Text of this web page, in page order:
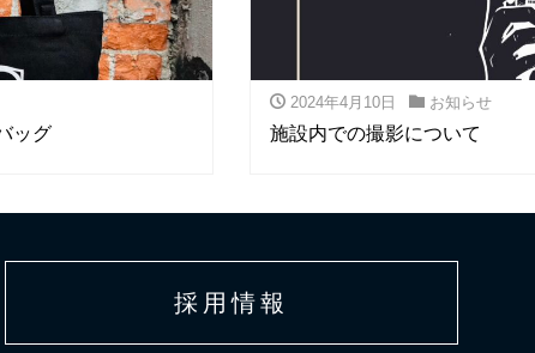
ッグ
2024年4月10日 お知らせ
施設内での撮影について
採用情報